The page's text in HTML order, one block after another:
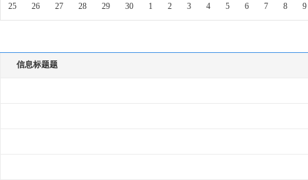
25 26 27 28 29 30 1 2 3 4 5 6 7 8 9
信息标题题